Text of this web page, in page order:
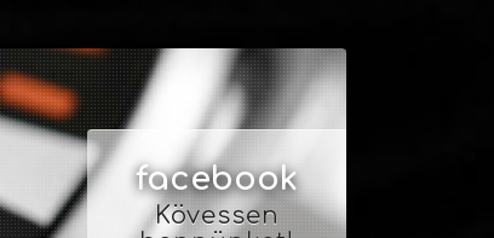
facebook
Kövessen